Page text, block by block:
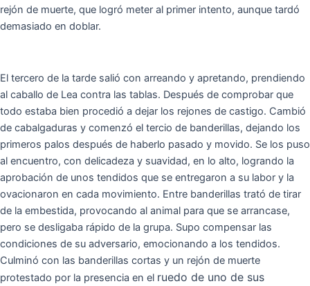
rejón de muerte, que logró meter al primer intento, aunque tardó
demasiado en doblar.
El tercero de la tarde salió con arreando y apretando, prendiendo
al caballo de Lea contra las tablas. Después de comprobar que
todo estaba bien procedió a dejar los rejones de castigo. Cambió
de cabalgaduras y comenzó el tercio de banderillas, dejando los
primeros palos después de haberlo pasado y movido. Se los puso
al encuentro, con delicadeza y suavidad, en lo alto, logrando la
aprobación de unos tendidos que se entregaron a su labor y la
ovacionaron en cada movimiento. Entre banderillas trató de tirar
de la embestida, provocando al animal para que se arrancase,
pero se desligaba rápido de la grupa. Supo compensar las
condiciones de su adversario, emocionando a los tendidos.
Culminó con las banderillas cortas y un rejón de muerte
protestado por la presencia en el ruedo de uno de sus